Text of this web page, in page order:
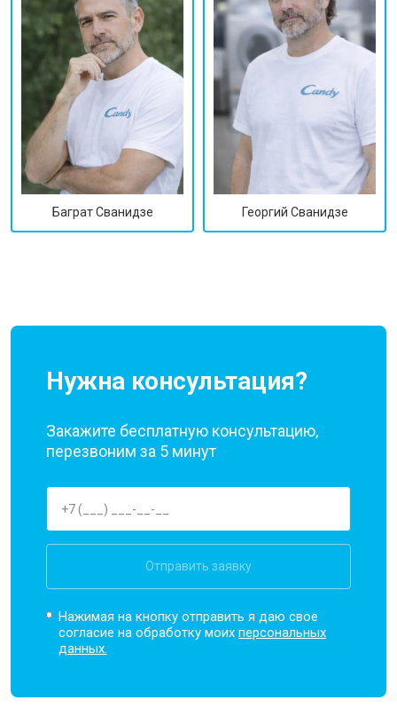
Баграт Сванидзе Георгий Сванидзе
Нужна консультация?
Закажите бесплатную консультацию,
перезвоним за 5 минут
Отправить заявку
Нажимая на кнопку отправить я даю свое
согласие на обработку моихперсональных
данных.